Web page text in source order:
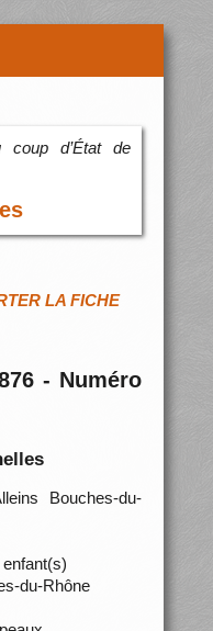
d’État de
LA FICHE
- Numéro
Bouches-du-
du-Rhône